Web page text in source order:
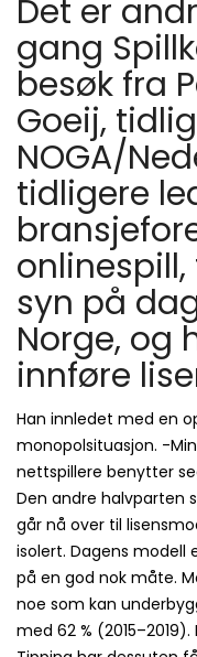
Det er
gang
besøk fra
Goeij,
NOGA/
tidligere
syn på
Norge, og
innføre
Han innledet med en
monopolsituasjon. -
nettspillere benytter
Den andre halvparten
går nå over til
isolert. Dagens modell
på en god nok måte.
noe som kan
med 62 %